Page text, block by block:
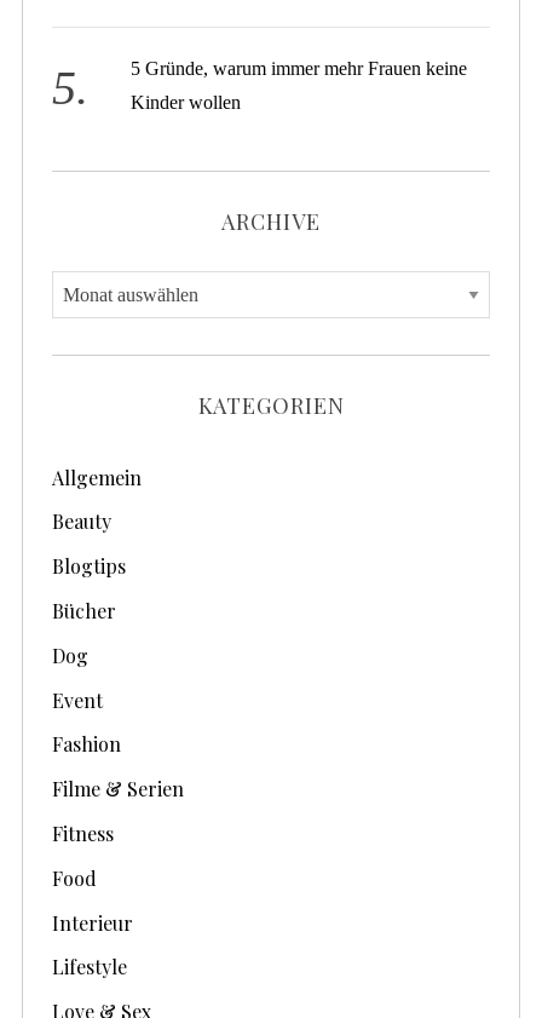
5 Gründe, warum immer mehr Frauen keine
Kinder wollen
ARCHIVE
A
r
c
e
KATEGORIEN
Allgemein
Beauty
Blogtips
Bücher
Dog
Event
Fashion
Filme & Serien
Fitness
Food
Interieur
Lifestyle
Love & Sex